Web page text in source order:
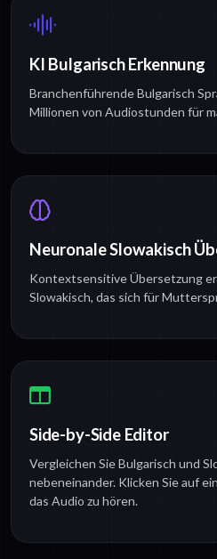
KI Bulgarisch Erkennung
Branchenführende Bulgarisch
Millionen von Audiostunden für
Neuronale Slowakisch
Kontextsensitive Übersetzung
Slowakisch, das sich für
Side-by-Side Editor
Vergleichen Sie Bulgarisch und
nebeneinander. Klicken Sie auf
das Audio zu hören.